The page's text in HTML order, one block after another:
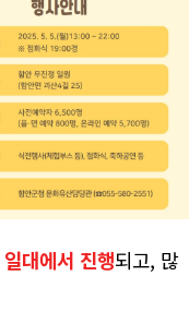
대에서 진행되고, 많